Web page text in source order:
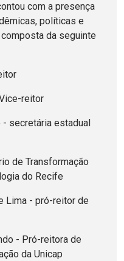
com a presença
políticas e
da seguinte
reitor
secretária estadual
de Transformação
do Recife
Lima - pró-reitor de
- Pró-reitora de
da Unicap